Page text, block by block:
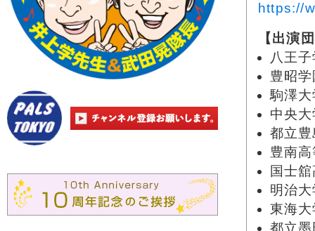
https://
【出演
八王
豊昭
駒澤
中央
都立
豊南
国士
明治
東海
都立